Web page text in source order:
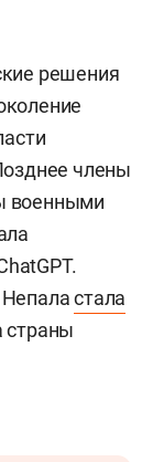
решения
члены
военными
Непаластала
страны